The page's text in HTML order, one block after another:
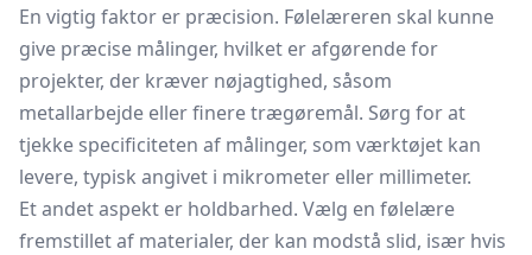
En vigtig faktor er præcision. Følelæreren skal kunne
give præcise målinger, hvilket er afgørende for
projekter, der kræver nøjagtighed, såsom
metallarbejde eller finere trægøremål. Sørg for at
tjekke specificiteten af målinger, som værktøjet kan
levere, typisk angivet i mikrometer eller millimeter.
Et andet aspekt er holdbarhed. Vælg en følelære
fremstillet af materialer, der kan modstå slid, især hvis